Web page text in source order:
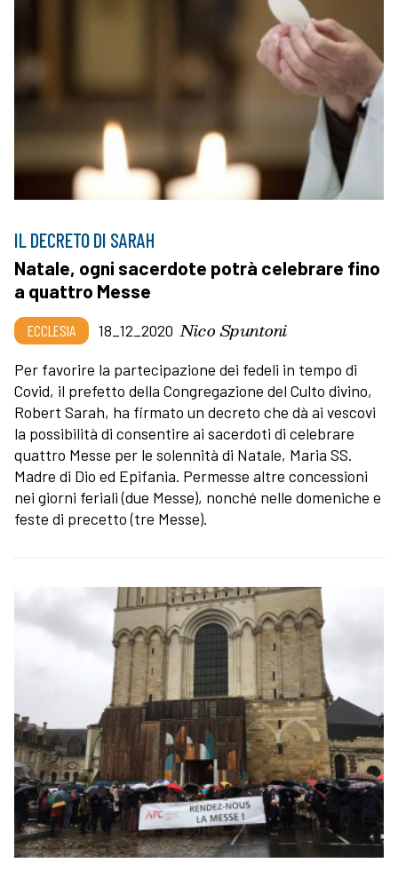
IL DECRETO DI SARAH
Natale, ogni sacerdote potrà celebrare fino
a quattro Messe
ECCLESIA 18_12_2020 Nico Spuntoni
Per favorire la partecipazione dei fedeli in tempo di
Covid, il prefetto della Congregazione del Culto divino,
Robert Sarah, ha firmato un decreto che dà ai vescovi
la possibilità di consentire ai sacerdoti di celebrare
quattro Messe per le solennità di Natale, Maria SS.
Madre di Dio ed Epifania. Permesse altre concessioni
nei giorni feriali (due Messe), nonché nelle domeniche e
feste di precetto (tre Messe).